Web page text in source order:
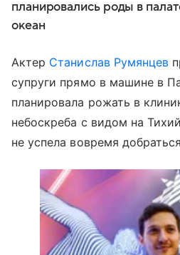
планировались роды в
океан
Актер Станислав Румянцев
супруги прямо в машине в
планировала рожать в
небоскреба с видом на
не успела вовремя